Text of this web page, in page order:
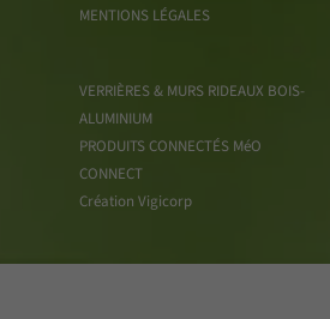
MENTIONS LÉGALES
VERRIÈRES & MURS RIDEAUX BOIS-
ALUMINIUM
PRODUITS CONNECTÉS MéO
CONNECT
Création Vigicorp